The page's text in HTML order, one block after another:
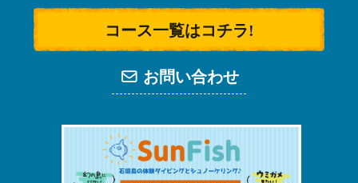
コース一覧はコチラ!
お問い合わせ